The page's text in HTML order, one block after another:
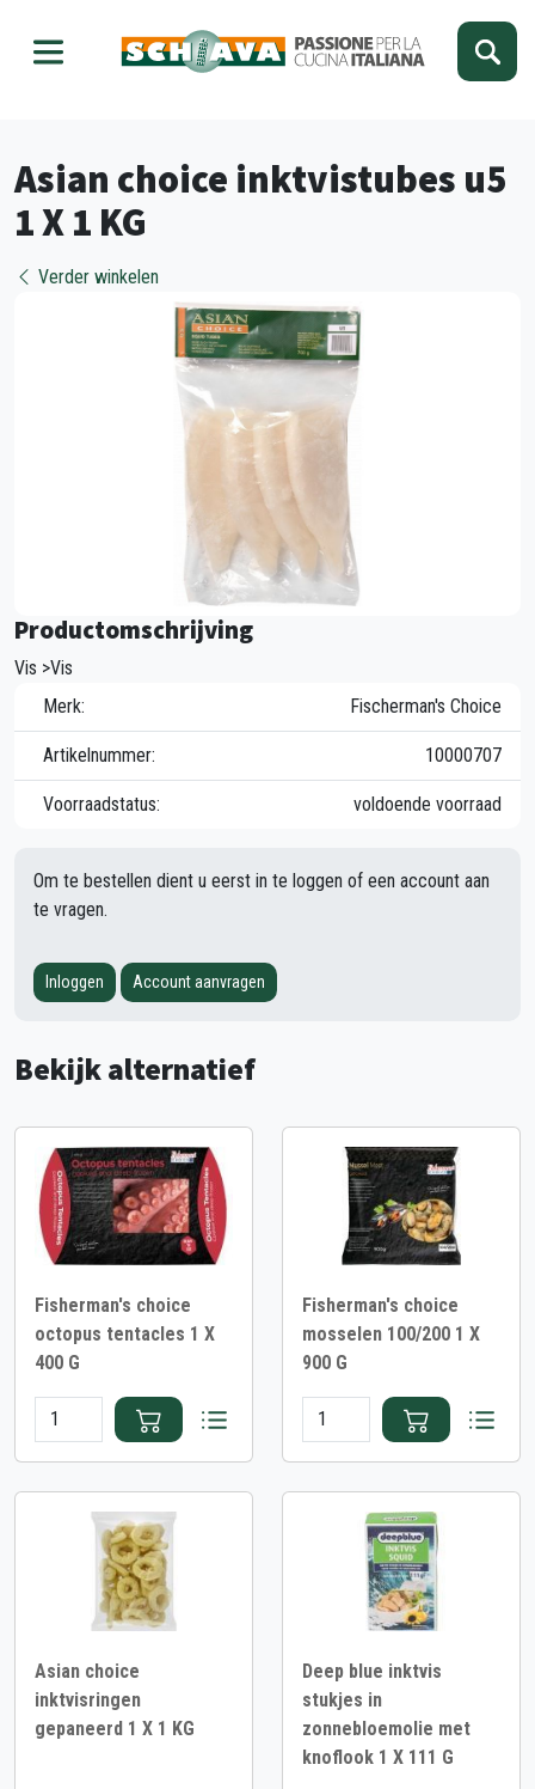
Asian choice inktvistubes u5
1 X 1 KG
Verder winkelen
Productomschrijving
Vis >Vis
Merk:
Fischerman's Choice
Artikelnummer: 10000707
Voorraadstatus: voldoende voorraad
Om te bestellen dient u eerst in te loggen of een account aan
te vragen.
Inloggen Account aanvragen
Bekijk alternatief
Fisherman's choice
octopus tentacles 1 X
400 G
Fisherman's choice
mosselen 100/200 1 X
900 G
Asian choice
inktvisringen
gepaneerd 1 X 1 KG
Deep blue inktvis
stukjes in
zonnebloemolie met
knoflook 1 X 111 G